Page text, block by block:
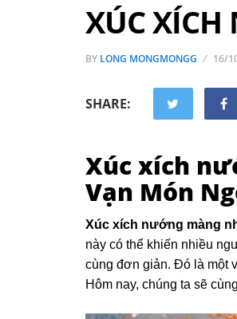
XÚC
BY LONG MONGMONGG 16/
SHARE:
Xúc xích
Vạn Món
Xúc xích nướng màng
này có thể khiến nhiều
cùng đơn giản. Đó là một
Hôm nay, chúng ta sẽ